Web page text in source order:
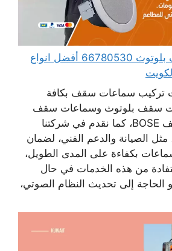
فني سماعات سقف بلوتوث 66780530 أفضل انواع
تركيب سماعات سقف بكافة
سقف بلوتوث وسماعات سقف
JPL وسماعات سقف BOSE، كما نقدم في شركتنا
مثل الصيانة والدعم الفني، لضمان
بكفاءة على المدى الطويل،
من هذه الخدمات في حال
إلى تحديث النظام الصوتي،